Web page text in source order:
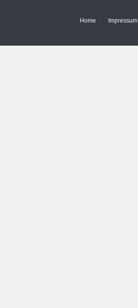
Home Impressum